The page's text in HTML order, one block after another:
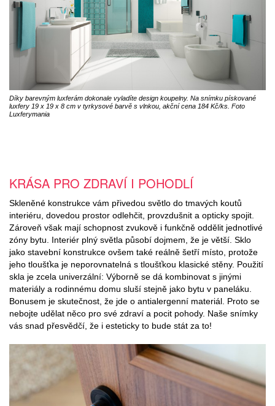
Díky barevným luxferám dokonale vyladíte design koupelny. Na snímku pískované
luxfery 19 x 19 x 8 cm v tyrkysové barvě s vlnkou, akční cena 184 Kč/ks. Foto
Luxferymania
KRÁSA PRO ZDRAVÍ I POHODLÍ
Skleněné konstrukce vám přivedou světlo do tmavých koutů
interiéru, dovedou prostor odlehčit, provzdušnit a opticky spojit.
Zároveň však mají schopnost zvukově i funkčně oddělit jednotlivé
zóny bytu. Interiér plný světla působí dojmem, že je větší. Sklo
jako stavební konstrukce ovšem také reálně šetří místo, protože
jeho tloušťka je neporovnatelná s tloušťkou klasické stěny. Použití
skla je zcela univerzální: Výborně se dá kombinovat s jinými
materiály a rodinnému domu sluší stejně jako bytu v paneláku.
Bonusem je skutečnost, že jde o antialergenní materiál. Proto se
nebojte udělat něco pro své zdraví a pocit pohody. Naše snímky
vás snad přesvědčí, že i esteticky to bude stát za to!